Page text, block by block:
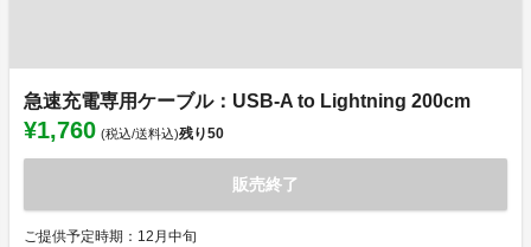
急速充電専用ケーブル：USB-A to Lightning 200cm
¥1,760 (税込/送料込)残り50
販売終了
ご提供予定時期：12月中旬